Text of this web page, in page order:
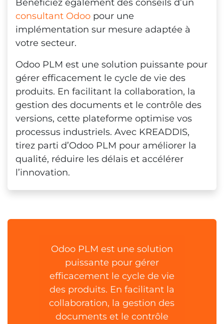
Bénéficiez également des conseils d’un
consultant Odoo pour une
implémentation sur mesure adaptée à
votre secteur.
Odoo PLM est une solution puissante pour
gérer efficacement le cycle de vie des
produits. En facilitant la collaboration, la
gestion des documents et le contrôle des
versions, cette plateforme optimise vos
processus industriels. Avec KREADDIS,
tirez parti d’Odoo PLM pour améliorer la
qualité, réduire les délais et accélérer
l’innovation.
Odoo PLM est une solution
puissante pour gérer
efficacement le cycle de vie
des produits. En facilitant la
collaboration, la gestion des
documents et le contrôle